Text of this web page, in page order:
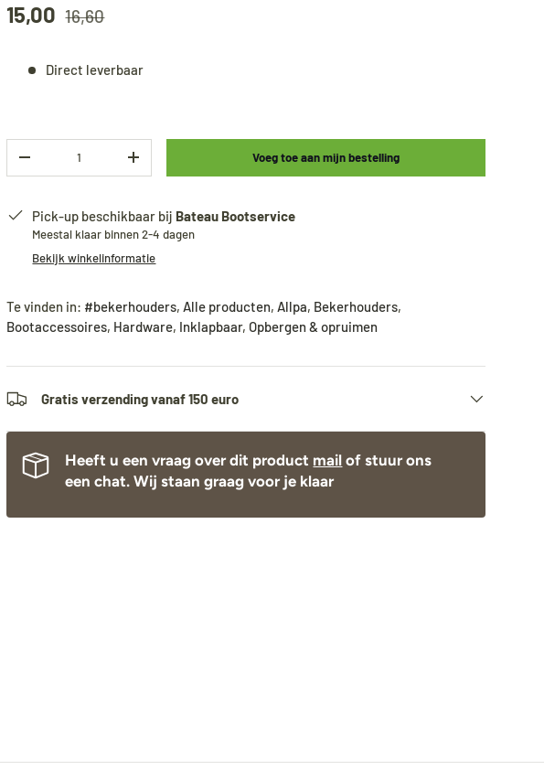
15,00 16,60
Direct leverbaar
-
+ Voeg toe aan mijn bestelling
Pick-up beschikbaar bij Bateau Bootservice
Meestal klaar binnen 2-4 dagen
Bekijk winkelinformatie
Te vinden in: #bekerhouders, Alle producten, Allpa, Bekerhouders,
Bootaccessoires, Hardware, Inklapbaar, Opbergen & opruimen
Gratis verzending vanaf 150 euro
Heeft u een vraag over dit product mail of stuur ons
een chat. Wij staan graag voor je klaar